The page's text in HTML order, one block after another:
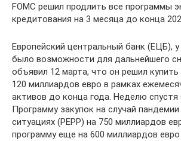
FOMC решил продлить все программы
кредитования на 3 месяца до конца
Европейский центральный банк (ЕЦБ),
было возможности для дальнейшего
объявил 12 марта, что он решил
120 миллиардов евро в рамках
активов до конца года. Неделю спустя
Программу закупок на случай
ситуациях (PEPP) на 750 миллиардов
программу еще на 600 миллиардов